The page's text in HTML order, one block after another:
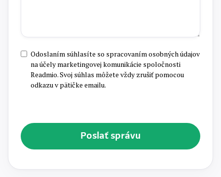
Odoslaním súhlasíte so spracovaním osobných údajov
na účely marketingovej komunikácie spoločnosti
Readmio. Svoj súhlas môžete vždy zrušiť pomocou
odkazu v pätičke emailu.